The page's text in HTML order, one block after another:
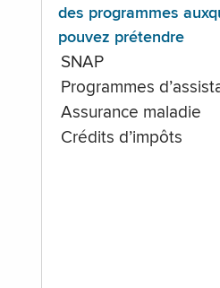
des programmes
pouvez prétendre
SNAP
Programmes
Assurance maladie
Crédits d’impôts